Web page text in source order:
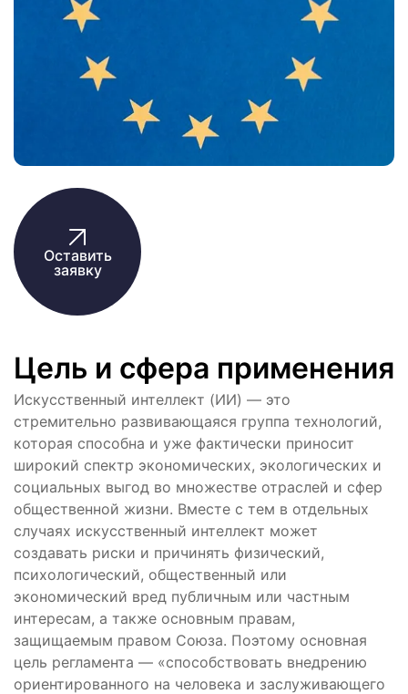
Оставить
заявку
Цель и сфера применения
Искусственный интеллект (ИИ) — это
стремительно развивающаяся группа технологий,
которая способна и уже фактически приносит
широкий спектр экономических, экологических и
социальных выгод во множестве отраслей и сфер
общественной жизни. Вместе с тем в отдельных
случаях искусственный интеллект может
создавать риски и причинять физический,
психологический, общественный или
экономический вред публичным или частным
интересам, а также основным правам,
защищаемым правом Союза. Поэтому основная
цель регламента — «способствовать внедрению
ориентированного на человека и заслуживающего